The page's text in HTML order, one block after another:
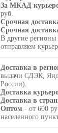
За МКАД
руб.
Срочная
Срочная
В другие регионы
отправляем
Доставка в
выдачи СДЭК,
России).
Доставка
Доставка в
Оптом - от 600
населенного